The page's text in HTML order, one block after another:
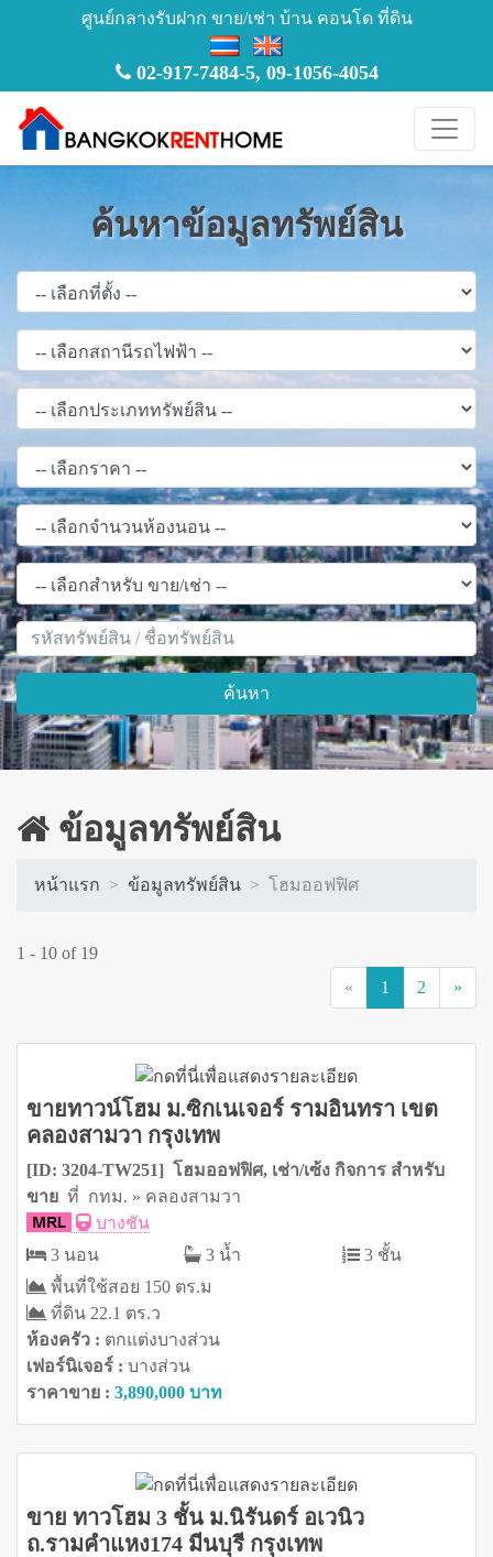
ศูนย์กลางรับฝาก ขาย/เช่า บ้าน คอนโด ที่ดิน
02-917-7484-5, 09-1056-4054
ค้นหาข้อมูลทรัพย์สิน
ค้นหา
ข้อมูลทรัพย์สิน
หน้าแรก ข้อมูลทรัพย์สิน โฮมออฟฟิศ
1 - 10 of 19
«
1 (current)
2 »
ขายทาวน์โฮม ม.ซิกเนเจอร์ รามอินทรา เขต
คลองสามวา กรุงเทพ
[ID: 3204-TW251] โฮมออฟฟิศ, เช่า/เซ้ง กิจการ สำหรับ
ขาย ที่ กทม. » คลองสามวา
บางชัน
3 นอน
3 น้ำ
3 ชั้น
พื้นที่ใช้สอย 150 ตร.ม
ที่ดิน 22.1 ตร.ว
ห้องครัว : ตกแต่งบางส่วน
เฟอร์นิเจอร์ : บางส่วน
ราคาขาย : 3,890,000 บาท
ขาย ทาวโฮม 3 ชั้น ม.นิรันดร์ อเวนิว
ถ.รามคำแหง174 มีนบุรี กรุงเทพ